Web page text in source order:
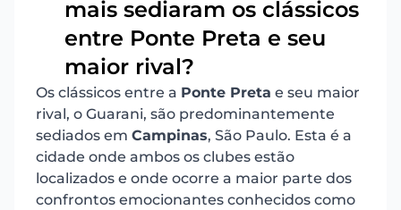
mais sediaram os clássicos
entre Ponte Preta e seu
maior rival?
Os clássicos entre a Ponte Preta e seu maior
rival, o Guarani, são predominantemente
sediados em Campinas, São Paulo. Esta é a
cidade onde ambos os clubes estão
localizados e onde ocorre a maior parte dos
confrontos emocionantes conhecidos como